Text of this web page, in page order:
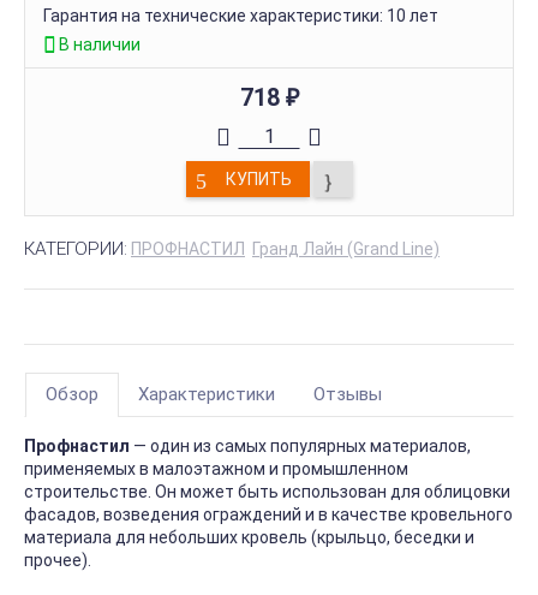
Гарантия на технические характеристики: 10 лет
В наличии
718 ₽
КУПИТЬ
КАТЕГОРИИ: ПРОФНАСТИЛ Гранд Лайн (Grand Line)
Обзор Характеристики Отзывы
Профнастил — один из самых популярных материалов,
применяемых в малоэтажном и промышленном
строительстве. Он может быть использован для облицовки
фасадов, возведения ограждений и в качестве кровельного
материала для небольших кровель (крыльцо, беседки и
прочее).